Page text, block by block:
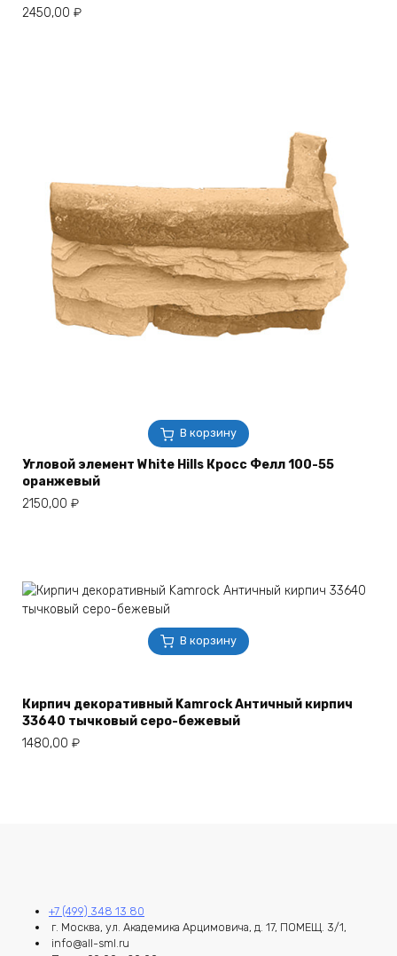
2450,00 ₽
В корзину
Угловой элемент White Hills Кросс Фелл 100-55
оранжевый
2150,00 ₽
В корзину
Кирпич декоративный Kamrock Античный кирпич
33640 тычковый серо-бежевый
1480,00 ₽
+7 (499) 348 13 80
г. Москва, ул. Академика Арцимовича, д. 17, ПОМЕЩ. 3/1,
info@all-sml.ru